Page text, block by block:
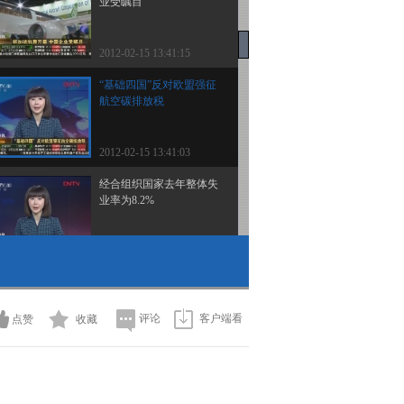
2012-02-15 13:41:15
“基础四国”反对欧盟强征
航空碳排放税
2012-02-15 13:41:03
经合组织国家去年整体失
业率为8.2%
2012-02-15 13:38:31
点赞 收藏 评论 客户端看